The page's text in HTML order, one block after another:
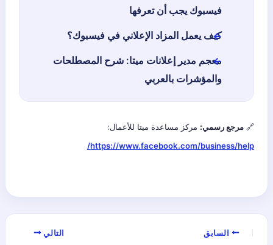
فيسبوك يجب أن تعرفها
كيف يعمل المزاد الإعلاني في فيسبوك؟
معجم مدير إعلانات ميتا: شرح المصطلحات
والمؤشرات بالعربي
🔗 مرجع رسمي: مركز مساعدة ميتا للأعمال:
https://www.facebook.com/business/help/
السابق التالي